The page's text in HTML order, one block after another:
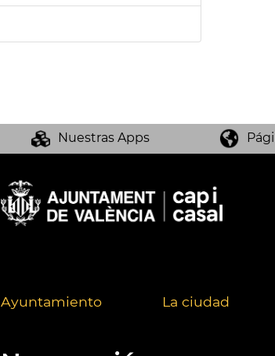
Nuestras Apps
Ayuntamiento La ciudad